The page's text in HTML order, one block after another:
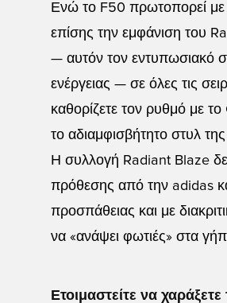
Ενώ το F50 πρωτοπορεί με
επίσης την εμφάνιση του
— αυτόν τον εντυπωσιακό
ενέργειας — σε όλες τις
καθορίζετε τον ρυθμό με
το αδιαμφισβήτητο στυλ
Η συλλογή Radiant Blaze
πρόθεσης από την adidas
προσπάθειας και με
να «ανάψει φωτιές» στα
Ετοιμαστείτε να